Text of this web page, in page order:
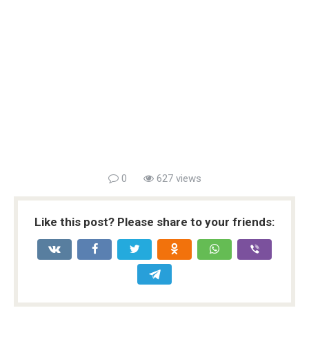
0 627 views
Like this post? Please share to your friends: